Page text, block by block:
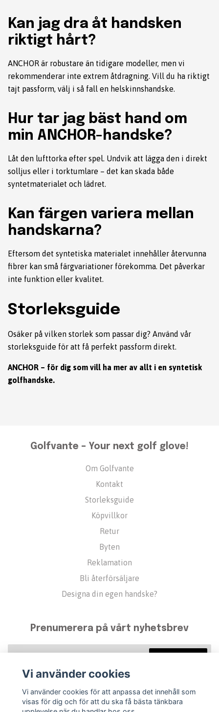
Kan jag dra åt handsken
riktigt hårt?
ANCHOR är robustare än tidigare modeller, men vi
rekommenderar inte extrem åtdragning. Vill du ha riktigt
tajt passform, välj i så fall en helskinnshandske.
Hur tar jag bäst hand om
min ANCHOR-handske?
Låt den lufttorka efter spel. Undvik att lägga den i direkt
solljus eller i torktumlare – det kan skada både
syntetmaterialet och lädret.
Kan färgen variera mellan
handskarna?
Eftersom det syntetiska materialet innehåller återvunna
fibrer kan små färgvariationer förekomma. Det påverkar
inte funktion eller kvalitet.
Storleksguide
Osäker på vilken storlek som passar dig? Använd vår
storleksguide för att få perfekt passform direkt.
ANCHOR – för dig som vill ha mer av allt i en syntetisk
golfhandske.
Golfvante – Your next golf glove!
Om Golfvante
Kontakt
Storleksguide
Köpvillkor
Retur
Byten
Reklamation
Bli återförsäljare
Designa din egen handske?
Prenumerera på vårt nyhetsbrev
Vi använder cookies
Vi använder cookies för att anpassa det innehåll som
visas för dig och för att du ska få bästa tänkbara